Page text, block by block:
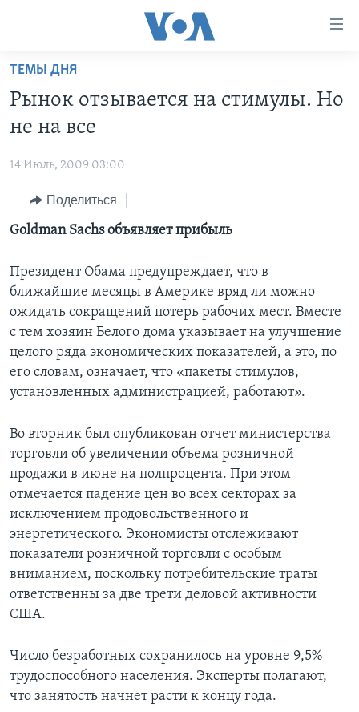
Перейти
основной
контент
навигации
Перейти
поиск
НОВОСТИ ЗА МИНУТУ
ИТОГИ
ПОЧЕМУ ЭТО ВАЖНО?
ДЕТАЛИ
НЬЮ-ЙОРК NEW YORK
УЧИМ АНГЛИЙСКИЙ
НАША АМЕРИКАНСКАЯ ИСТОРИЯ
А КАК В АМЕРИКЕ?
АМЕРИКАНСКИЕ ГОРОДКИ
ТЕСТЫ
ЭКСПЕРТИЗА
ИНТЕРВЬЮ
ФАКТЫ ПРОТИВ ФЕЙКОВ
УЧИМ АНГЛИЙСКИЙ
ВИДЕО
ПОДПИСКА НА НОВОСТИ
Learning English
СОЦИАЛЬНЫЕ СЕТИ
ТЕМЫ ДНЯ
Рынок отзывается на стимулы. Но
не на все
14 Июль, 2009 03:00
Поделиться
Goldman Sachs объявляет прибыль
Президент Обама предупреждает, что в
ближайшие месяцы в Америке вряд ли можно
ожидать сокращений потерь рабочих мест. Вместе
с тем хозяин Белого дома указывает на улучшение
целого ряда экономических показателей, а это, по
его словам, означает, что «пакеты стимулов,
установленных администрацией, работают».
Во вторник был опубликован отчет министерства
торговли об увеличении объема розничной
продажи в июне на полпроцента. При этом
отмечается падение цен во всех секторах за
исключением продовольственного и
энергетического. Экономисты отслеживают
показатели розничной торговли с особым
вниманием, поскольку потребительские траты
ответственны за две трети деловой активности
США.
Число безработных сохранилось на уровне 9,5%
трудоспособного населения. Эксперты полагают,
что занятость начнет расти к концу года.